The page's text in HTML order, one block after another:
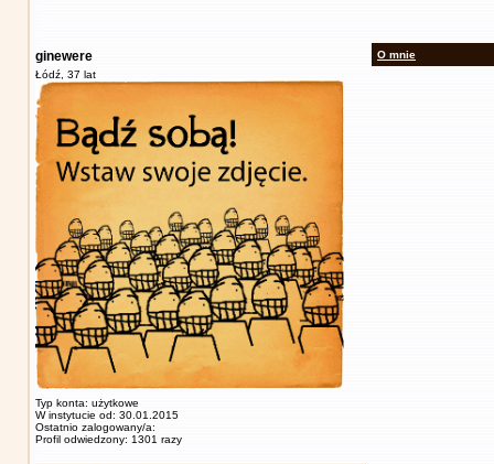
ginewere
Łódź, 37 lat
Typ konta: użytkowe
W instytucie od: 30.01.2015
Ostatnio zalogowany/a:
Profil odwiedzony: 1301 razy
O mnie